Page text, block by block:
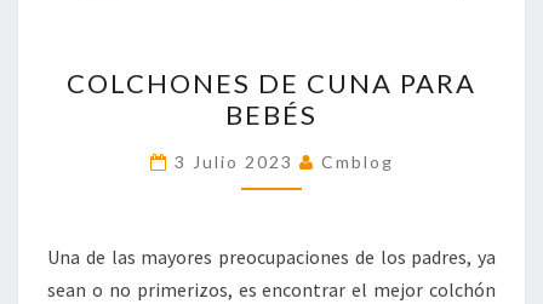
DE
CUNA
PARA
BEBÉS
COLCHONES DE CUNA PARA
BEBÉS
3 Julio 2023 Cmblog
Una de las mayores preocupaciones de los padres, ya
sean o no primerizos, es encontrar el mejor colchón